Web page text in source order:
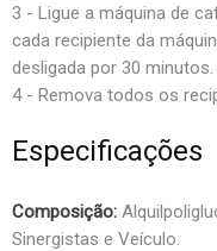
3 - Ligue a máquina de
cada recipiente da
desligada por 30 minutos.
4 - Remova todos os
Especificações
Composição:
Sinergistas e Veículo.